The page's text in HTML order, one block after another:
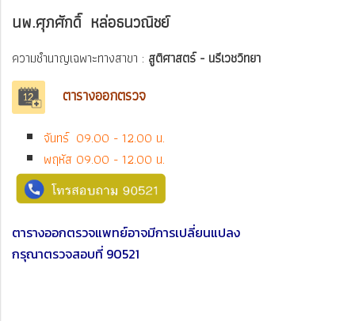
นพ.ศุภศักดิ์ หล่อธนวณิชย์
ความชำนาญเฉพาะทางสาขา : สูติศาสตร์ - นรีเวชวิทยา
ตารางออกตรวจ
จันทร์ 09.00 - 12.00 น.
พฤหัส 09.00 - 12.00 น.
ตารางออกตรวจแพทย์อาจมีการเปลี่ยนแปลง
กรุณาตรวจสอบที่ 90521